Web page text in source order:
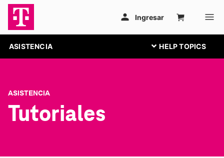
ASISTENCIA
ASISTENCIA
Tutoriales